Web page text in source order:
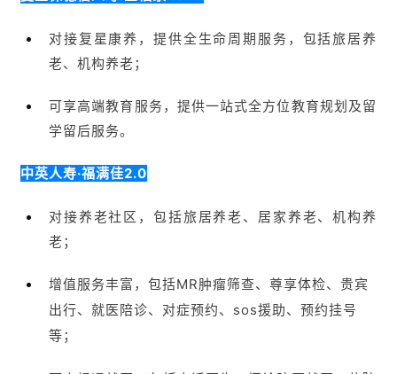
对接养老社区，包括旅居养老、居家养老、机构养
老；
增值服务丰富，包括MR肿瘤筛查、尊享体检、贵宾
出行、就医陪诊、对症预约、sos援助、预约挂号
等；
可享绿通就医，包括电话医生、门诊陪同就医、住院
陪同办理、快速问诊、院后康复等。
光大永明人寿·光明至尊2024
可指定第二投保人，避免因投保人身故导致保障中
断；